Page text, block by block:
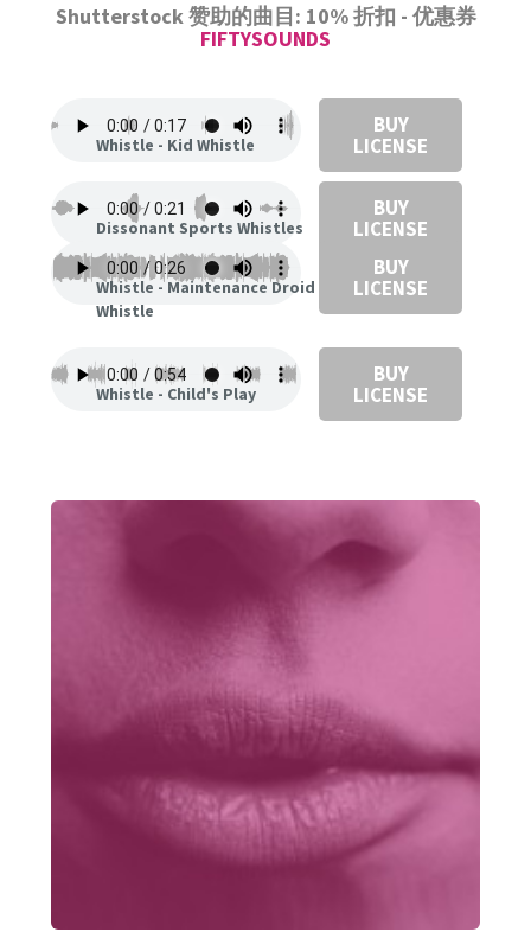
Shutterstock 赞助的曲目: 10% 折扣 - 优惠券
FIFTYSOUNDS
Whistle - Kid Whistle
BUY
LICENSE
Dissonant Sports Whistles
BUY
LICENSE
Whistle - Maintenance Droid
Whistle
BUY
LICENSE
Whistle - Child's Play
BUY
LICENSE